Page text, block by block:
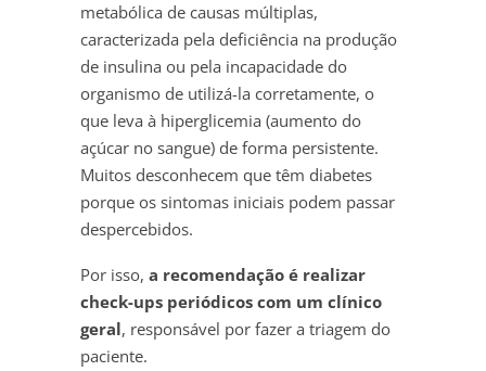
metabólica de causas múltiplas,
caracterizada pela deficiência na produção
de insulina ou pela incapacidade do
organismo de utilizá-la corretamente, o
que leva à hiperglicemia (aumento do
açúcar no sangue) de forma persistente.
Muitos desconhecem que têm diabetes
porque os sintomas iniciais podem passar
despercebidos.
Por isso, a recomendação é realizar
check-ups periódicos com um clínico
geral, responsável por fazer a triagem do
paciente.